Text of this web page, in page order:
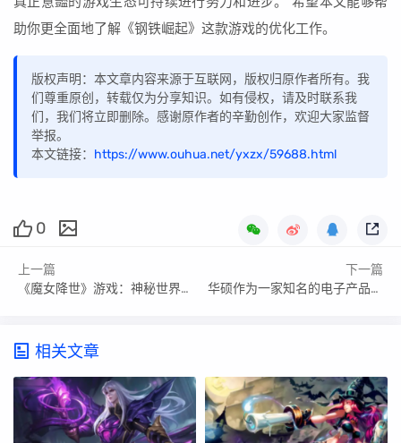
助你更全面地了解《钢铁崛起》这款游戏的优化工作。
版权声明：本文章内容来源于互联网，版权归原作者所有。我
们尊重原创，转载仅为分享知识。如有侵权，请及时联系我
们，我们将立即删除。感谢原作者的辛勤创作，欢迎大家监督
举报。
本文链接： https://www.ouhua.net/yxzx/59688.html
0
上一篇
《魔女降世》游戏：神秘世界的探索之旅
下一篇
华硕作为一家知名的电子产品制造商，其产品线覆盖了从家用电脑到高端游戏笔记本的多个领域。对于华硕的办公游戏本，我们可以从以下几个方面进行详细的探讨。
相关文章